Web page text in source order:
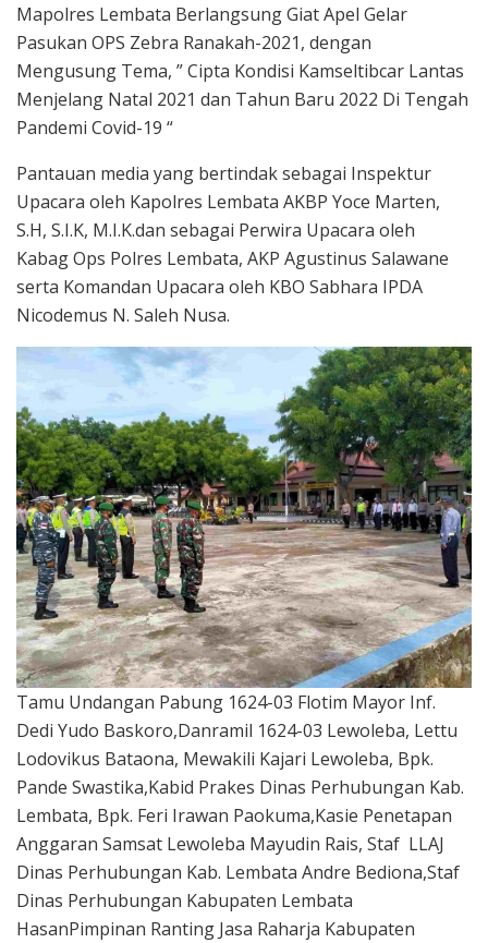
Mapolres Lembata Berlangsung Giat Apel Gelar
Pasukan OPS Zebra Ranakah-2021, dengan
Mengusung Tema, ” Cipta Kondisi Kamseltibcar Lantas
Menjelang Natal 2021 dan Tahun Baru 2022 Di Tengah
Pandemi Covid-19 “
Pantauan media yang bertindak sebagai Inspektur
Upacara oleh Kapolres Lembata AKBP Yoce Marten,
S.H, S.I.K, M.I.K.dan sebagai Perwira Upacara oleh
Kabag Ops Polres Lembata, AKP Agustinus Salawane
serta Komandan Upacara oleh KBO Sabhara IPDA
Nicodemus N. Saleh Nusa.
Tamu Undangan Pabung 1624-03 Flotim Mayor Inf.
Dedi Yudo Baskoro,Danramil 1624-03 Lewoleba, Lettu
Lodovikus Bataona, Mewakili Kajari Lewoleba, Bpk.
Pande Swastika,Kabid Prakes Dinas Perhubungan Kab.
Lembata, Bpk. Feri Irawan Paokuma,Kasie Penetapan
Anggaran Samsat Lewoleba Mayudin Rais, Staf LLAJ
Dinas Perhubungan Kab. Lembata Andre Bediona,Staf
Dinas Perhubungan Kabupaten Lembata
HasanPimpinan Ranting Jasa Raharja Kabupaten